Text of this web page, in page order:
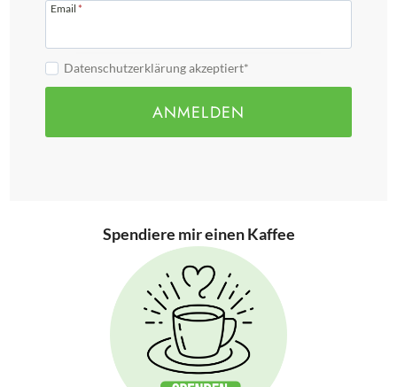
Email *
Datenschutzerklärung akzeptiert*
ANMELDEN
Spendiere mir einen Kaffee